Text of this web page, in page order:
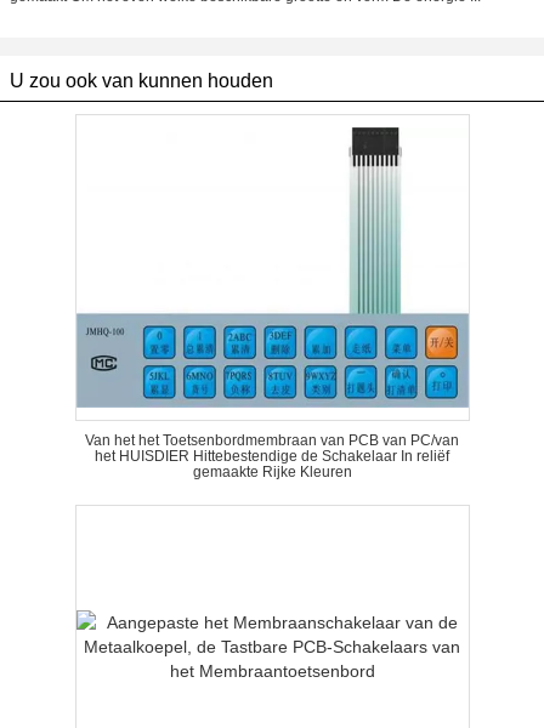
U zou ook van kunnen houden
Van het het Toetsenbordmembraan van PCB van PC/van
het HUISDIER Hittebestendige de Schakelaar In reliëf
gemaakte Rijke Kleuren